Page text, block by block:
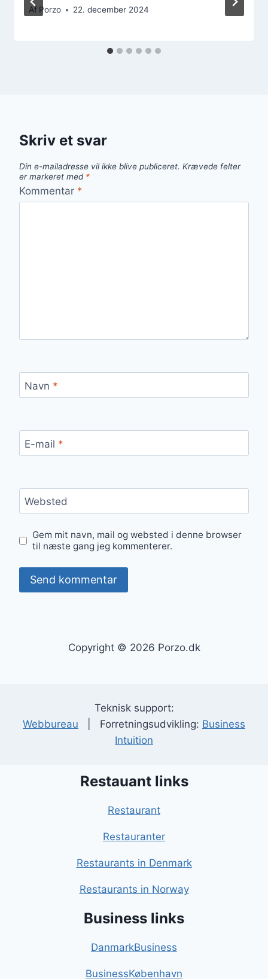
Af Porzo 22. december 2024
Skriv et svar
Din e-mailadresse vil ikke blive publiceret. Krævede felter
er markeret med *
Kommentar *
Navn *
E-mail *
Websted
Gem mit navn, mail og websted i denne browser
til næste gang jeg kommenterer.
Copyright © 2026 Porzo.dk
Teknisk support:
Webbureau | Forretningsudvikling: Business
Intuition
Restauant links
Restaurant
Restauranter
Restaurants in Denmark
Restaurants in Norway
Business links
DanmarkBusiness
BusinessKøbenhavn